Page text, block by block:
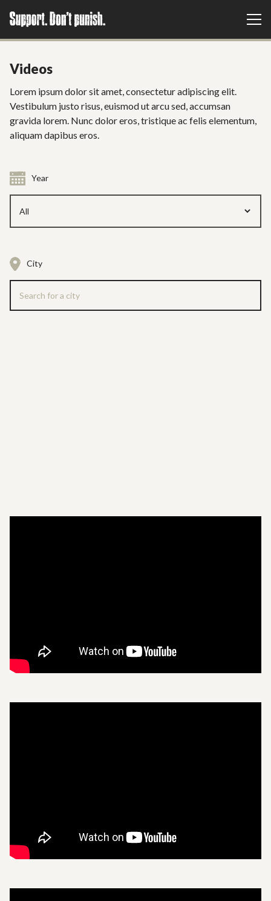
Videos
Lorem ipsum dolor sit amet, consectetur adipiscing elit.
Vestibulum justo risus, euismod ut arcu sed, accumsan
gravida lorem. Nunc dolor eros, tristique ac felis elementum,
aliquam dapibus eros.
Year
City